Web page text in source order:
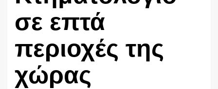
σε επτά
περιοχές της
χώρας